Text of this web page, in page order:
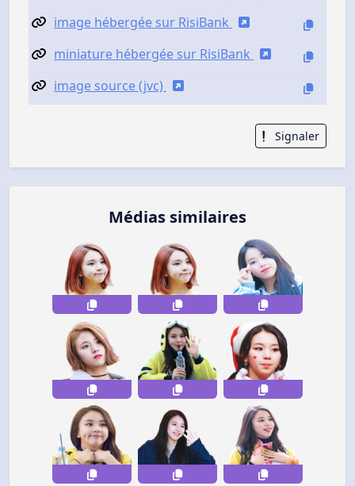
image hébergée sur RisiBank
miniature hébergée sur RisiBank
image source (jvc)
Signaler
Médias similaires